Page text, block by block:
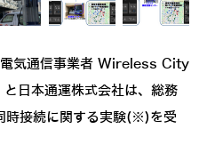
電気通信事業者 Wireless City
日本通運株式会社は、総務
時接続に関する実験(※)を受